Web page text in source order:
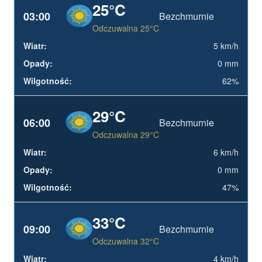
03:00 25°C
Odczuwalna 25°C
Bezchmurnie
5 km/h
0 mm
62%
06:00 29°C
Odczuwalna 29°C
Bezchmurnie
6 km/h
0 mm
47%
09:00 33°C
Odczuwalna 32°C
Bezchmurnie
4 km/h